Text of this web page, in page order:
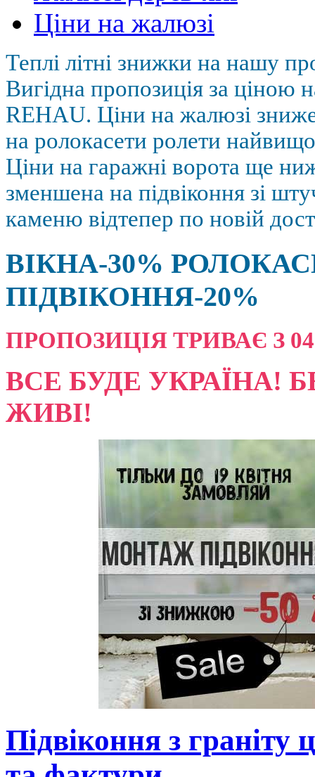
Ціни на жалюзі
Теплі літні знижки на нашу
Вигідна пропозиція за ціною
REHAU. Ціни на жалюзі
на ролокасети ролети
Ціни на гаражні ворота ще
зменшена на підвіконня зі
каменю відтепер по новій
ВІКНА-30%
ПІДВІКОННЯ-20%
ПРОПОЗИЦІЯ ТРИВАЄ З
ВСЕ БУДЕ УКРАЇНА!
ЖИВІ!
Підвіконня з граніту